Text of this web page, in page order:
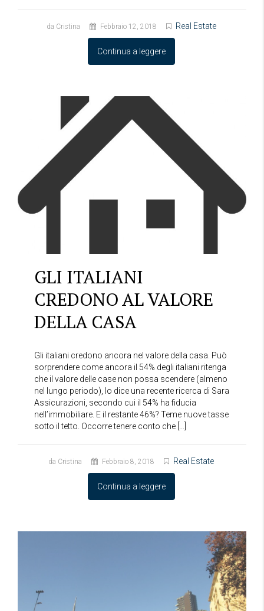
da Cristina Febbraio 12, 2018 Real Estate
Continua a leggere
GLI ITALIANI
CREDONO AL VALORE
DELLA CASA
Gli italiani credono ancora nel valore della casa. Può
sorprendere come ancora il 54% degli italiani ritenga
che il valore delle case non possa scendere (almeno
nel lungo periodo), lo dice una recente ricerca di Sara
Assicurazioni, secondo cui il 54% ha fiducia
nell’immobiliare. E il restante 46%? Teme nuove tasse
sotto il tetto. Occorre tenere conto che […]
da Cristina Febbraio 8, 2018 Real Estate
Continua a leggere